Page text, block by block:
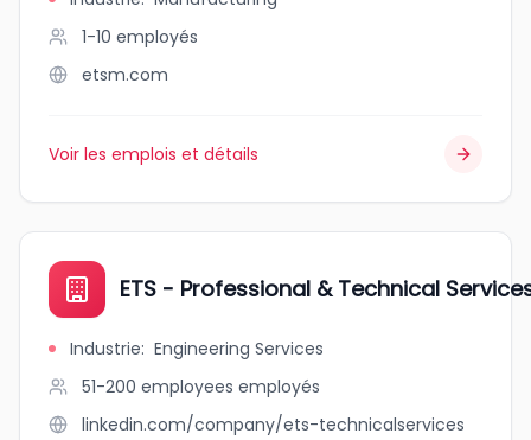
1-10 employés
etsm.com
Voir les emplois et détails
ETS - Professional & Technical
Industrie: Engineering Services
51-200 employees employés
linkedin.com/company/ets-technicalservices